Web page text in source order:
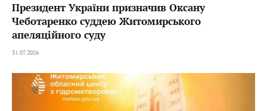
Президент України призначив Оксану
Чеботаренко суддею Житомирського
апеляційного суду
31.07.2026